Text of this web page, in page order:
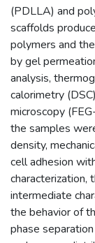
(PDLLA) and
scaffolds
polymers and
by gel
analysis,
calorimetry
microscopy
the samples
density,
cell adhesion
intermediate
the behavior of
phase